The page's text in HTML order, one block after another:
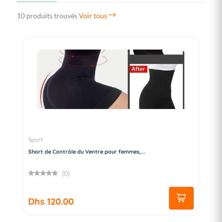
10 produits trouvésVoir tous
Sport
Short de Contrôle du Ventre pour femmes,...
(0)
Dhs 120.00